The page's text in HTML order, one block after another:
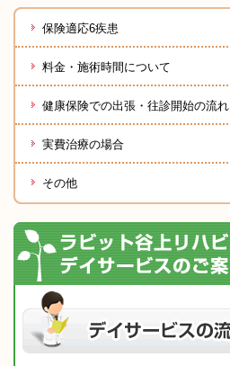
保険適応6疾患
料金・施術時間について
健康保険での出張・往診開始の流れ
実費治療の場合
その他